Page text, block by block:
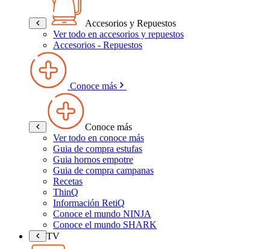
Accesorios y Repuestos
Ver todo en accesorios y repuestos
Accesorios - Repuestos
Conoce más
Conoce más
Ver todo en conoce más
Guia de compra estufas
Guia hornos empotre
Guia de compra campanas
Recetas
ThinQ
Información RetiQ
Conoce el mundo NINJA
Conoce el mundo SHARK
TV